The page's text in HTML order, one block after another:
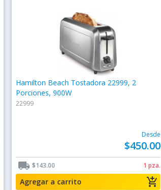
Hamilton Beach Tostadora 22999, 2
Porciones, 900W
22999
Desde
$450.00
local_shipping $143.00 1 pza.
add_shopping_cart
Agregar a carrito